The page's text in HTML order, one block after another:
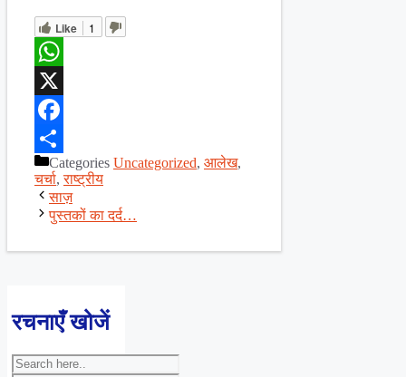
Like 1
WhatsApp
X
Facebook
ShareCategories Uncategorized, आलेख,
चर्चा,राष्ट्रीय
साज़
पुस्तकों का दर्द…
रचनाएँ खोजें